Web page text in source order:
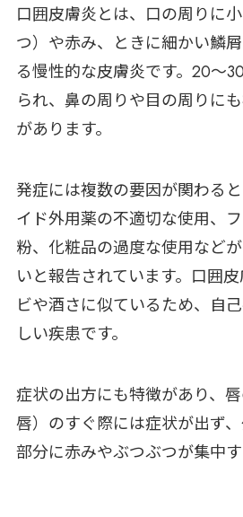
口囲皮膚炎とは、口の周りに
つ）や赤み、ときに細かい鱗
る慢性的な皮膚炎です。20〜
られ、鼻の周りや目の周りに
があります。
発症には複数の要因が関わる
イド外用薬の不適切な使用、
粉、化粧品の過度な使用など
いと報告されています。口囲
ビや酒さに似ているため、自
しい疾患です。
症状の出方にも特徴があり、
唇）のすぐ際には症状が出ず
部分に赤みやぶつぶつが集中す